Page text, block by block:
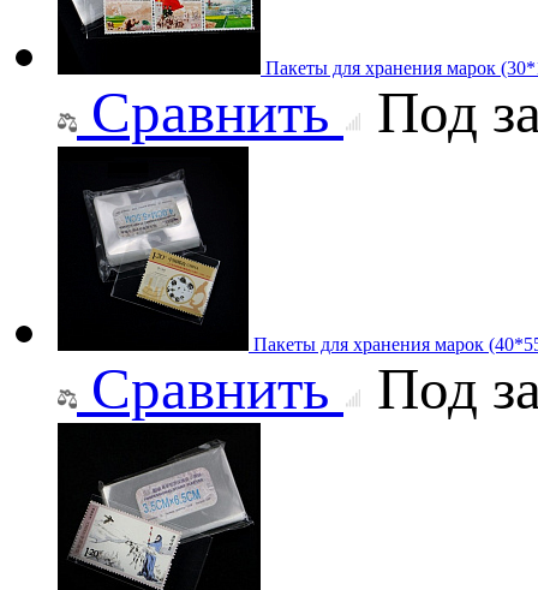
Пакеты для хранения марок
Сравнить Под
Пакеты для хранения марок
Сравнить Под